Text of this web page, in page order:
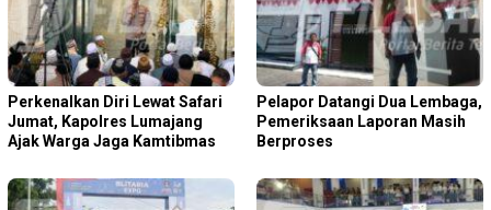
Perkenalkan Diri Lewat Safari
Jumat, Kapolres Lumajang
Ajak Warga Jaga Kamtibmas
Pelapor Datangi Dua Lembaga,
Pemeriksaan Laporan Masih
Berproses